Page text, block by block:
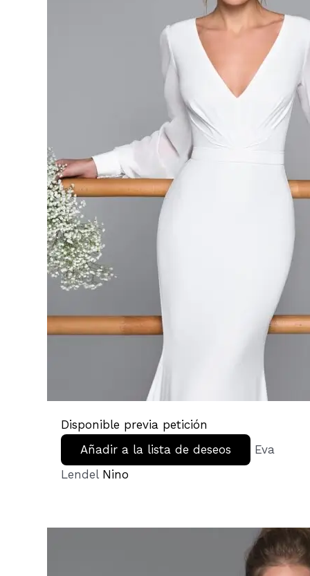
Disponible previa petición
Añadir a la lista de deseos
Eva
Lendel Nino